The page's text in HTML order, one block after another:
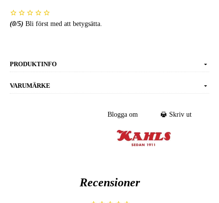
(0/5) Bli först med att betygsätta.
PRODUKTINFO
VARUMÄRKE
Blogga om Skriv ut
Recensioner